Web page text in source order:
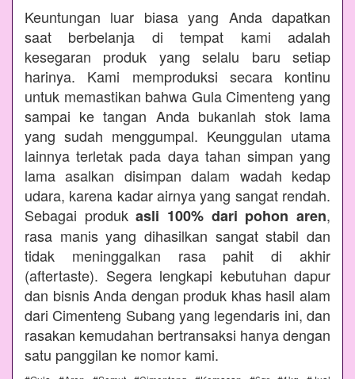
Keuntungan luar biasa yang Anda dapatkan
saat berbelanja di tempat kami adalah
kesegaran produk yang selalu baru setiap
harinya. Kami memproduksi secara kontinu
untuk memastikan bahwa Gula Cimenteng yang
sampai ke tangan Anda bukanlah stok lama
yang sudah menggumpal. Keunggulan utama
lainnya terletak pada daya tahan simpan yang
lama asalkan disimpan dalam wadah kedap
udara, karena kadar airnya yang sangat rendah.
Sebagai produkasli 100% dari pohon aren,
rasa manis yang dihasilkan sangat stabil dan
tidak meninggalkan rasa pahit di akhir
(aftertaste). Segera lengkapi kebutuhan dapur
dan bisnis Anda dengan produk khas hasil alam
dari Cimenteng Subang yang legendaris ini, dan
rasakan kemudahan bertransaksi hanya dengan
satu panggilan ke nomor kami.